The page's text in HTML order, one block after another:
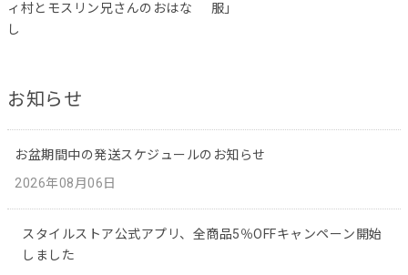
ィ村とモスリン兄さんのおはな
し
服」
お知らせ
お盆期間中の発送スケジュールのお知らせ
2026年08月06日
スタイルストア公式アプリ、全商品5％OFFキャンペーン開始
しました